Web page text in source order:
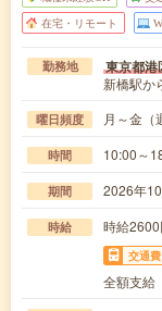
在宅・リモート
勤務地 東京都港
新橋駅か
曜日頻度 月～金
時間 10:00～
期間 2026年
時給 時給
交通費
全額支給